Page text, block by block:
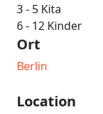
3 - 5 Kita
6 - 12 Kinder
Ort
Berlin
Location